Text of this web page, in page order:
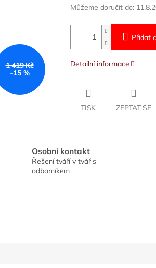
1 419 Kč
–15 %
Můžeme doručit do:
Přidat
Detailní informace
TISK ZEPTAT SE
Osobní kontakt
Řešení tváří v tvář s
odborníkem